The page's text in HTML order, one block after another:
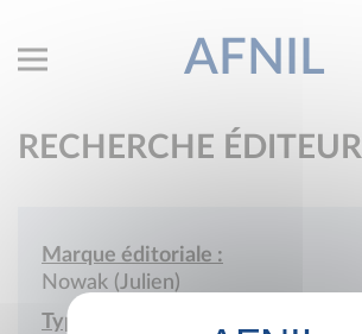
AFNIL
RECHERCHE ÉDITEUR
Marque éditoriale :
Nowak (Julien)
Type de société :